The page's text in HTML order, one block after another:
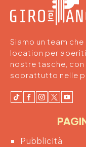
Siamo un team
location per
nostre tasche,
soprattutto nelle
Pubblicità